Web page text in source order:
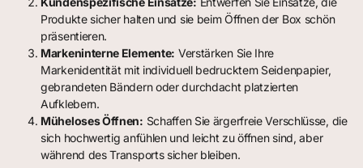
Produkte sicher halten und sie beim Öffnen der Box schön
präsentieren.
Markeninterne Elemente: Verstärken Sie Ihre
Markenidentität mit individuell bedrucktem Seidenpapier,
gebrandeten Bändern oder durchdacht platzierten
Aufklebern.
Müheloses Öffnen: Schaffen Sie ärgerfreie Verschlüsse, die
sich hochwertig anfühlen und leicht zu öffnen sind, aber
während des Transports sicher bleiben.